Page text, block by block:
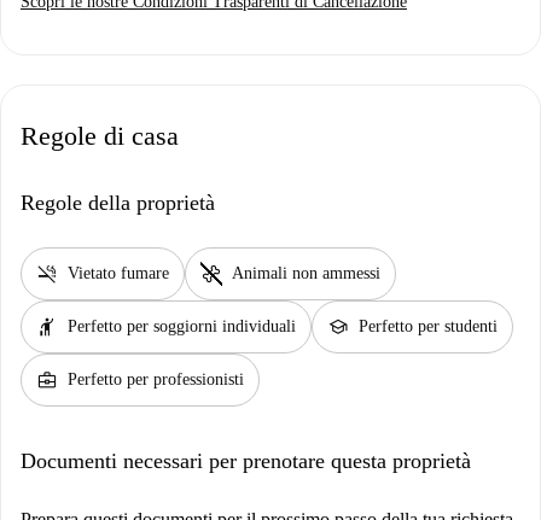
Regole di casa
Regole della proprietà
smoke_free Vietato fumare pet_supplies Animali non ammessi
hail Perfetto per soggiorni individuali school Perfetto per studenti
business_center Perfetto per professionisti
Documenti necessari per prenotare questa proprietà